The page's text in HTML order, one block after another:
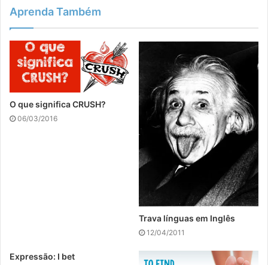
Aprenda Também
O que significa CRUSH?
06/03/2016
Trava línguas em Inglês
12/04/2011
Expressão: I bet